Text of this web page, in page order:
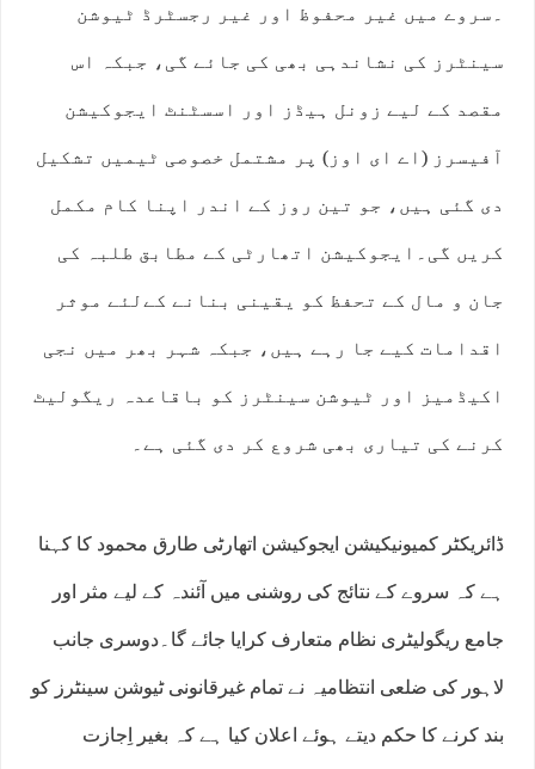
۔سروے میں غیر محفوظ اور غیر رجسٹرڈ ٹیوشن
سینٹرز کی نشاندہی بھی کی جائے گی، جبکہ اس
مقصد کے لیے زونل ہیڈز اور اسسٹنٹ ایجوکیشن
آفیسرز (اے ای اوز) پر مشتمل خصوصی ٹیمیں تشکیل
دی گئی ہیں، جو تین روز کے اندر اپنا کام مکمل
کریں گی۔ایجوکیشن اتھارٹی کے مطابق طلبہ کی
جان و مال کے تحفظ کو یقینی بنانے کےلئے موثر
اقدامات کیے جا رہے ہیں، جبکہ شہر بھر میں نجی
اکیڈمیز اور ٹیوشن سینٹرز کو باقاعدہ ریگولیٹ
کرنے کی تیاری بھی شروع کر دی گئی ہے۔
ڈائریکٹر کمیونیکیشن ایجوکیشن اتھارٹی طارق محمود کا کہنا
ہے کہ سروے کے نتائج کی روشنی میں آئندہ کے لیے مثر اور
جامع ریگولیٹری نظام متعارف کرایا جائے گا۔دوسری جانب
لاہور کی ضلعی انتظامیہ نے تمام غیرقانونی ٹیوشن سینٹرز کو
بند کرنے کا حکم دیتے ہوئے اعلان کیا ہے کہ بغیر اِجازت